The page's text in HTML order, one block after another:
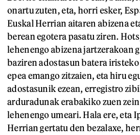
onartu zuten, eta, horri esker,
Euskal Herrian aitaren abizena
berean egotera pasatu ziren.
lehenengo abizena jartzerakoan
baziren adostasun batera
epea emango zitzaien, eta hiru
adostasunik ezean, erregistro
arduradunak erabakiko zuen
lehenengo umeari. Hala ere, eta
Herrian gertatu den bezalaxe,